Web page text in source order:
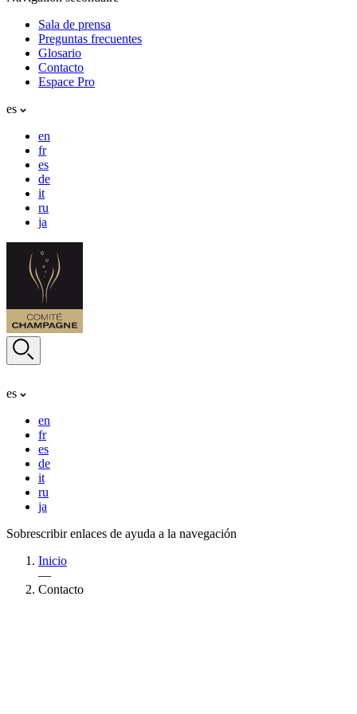
Sala de prensa
Preguntas frecuentes
Glosario
Contacto
Espace Pro
es
en
fr
es
de
it
ru
ja
es
en
fr
es
de
it
ru
ja
Sobrescribir enlaces de ayuda a la navegación
Inicio
—
Contacto